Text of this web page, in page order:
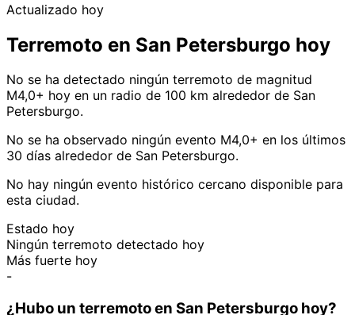
Actualizado hoy
Terremoto en San Petersburgo hoy
No se ha detectado ningún terremoto de magnitud
M4,0+ hoy en un radio de 100 km alrededor de San
Petersburgo.
No se ha observado ningún evento M4,0+ en los últimos
30 días alrededor de San Petersburgo.
No hay ningún evento histórico cercano disponible para
esta ciudad.
Estado hoy
Ningún terremoto detectado hoy
Más fuerte hoy
-
¿Hubo un terremoto en San Petersburgo hoy?